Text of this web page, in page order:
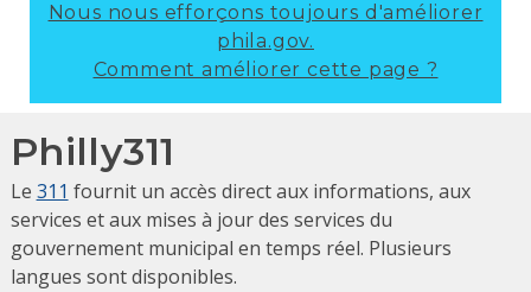
Nous nous efforçons toujours d'améliorer
phila.gov.
Comment améliorer cette page ?
Philly311
Le 311 fournit un accès direct aux informations, aux
services et aux mises à jour des services du
gouvernement municipal en temps réel. Plusieurs
langues sont disponibles.